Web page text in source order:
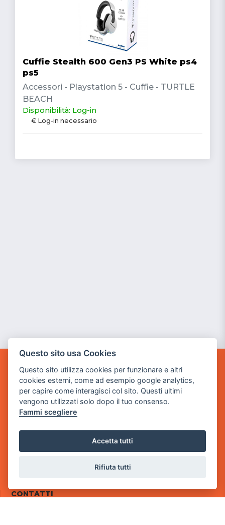
Cuffie Stealth 600 Gen3 PS White ps4
ps5
Accessori - Playstation 5 - Cuffie - TURTLE
BEACH
Disponibilità: Log-in
€ Log-in necessario
POWER GAME SRL
Sede Legale
via Villaggio dei Platani, 3
- 25014 Castenedolo, Brescia
Partita iva 03308130982
CONTATTI
Questo sito usa Cookies
Questo sito utilizza cookies per funzionare e altri
cookies esterni, come ad esempio google analytics,
per capire come interagisci col sito. Questi ultimi
vengono utilizzati solo dopo il tuo consenso.
Fammi scegliere
Accetta tutti
Rifiuta tutti